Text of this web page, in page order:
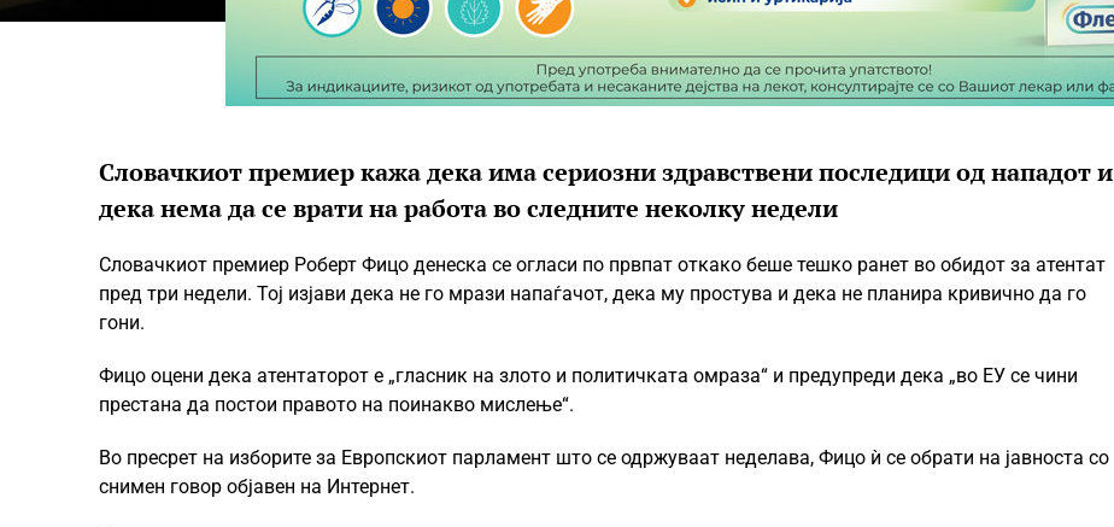
Словачкиот премиер кажа дека има сериозни здравствени последици од нападот и
дека нема да се врати на работа во следните неколку недели
Словачкиот премиер Роберт Фицо денеска се огласи по првпат откако беше тешко ранет во обидот за атентат
пред три недели. Тој изјави дека не го мрази напаѓачот, дека му простува и дека не планира кривично да го
гони.
Фицо оцени дека атентаторот е „гласник на злото и политичката омраза“ и предупреди дека „во ЕУ се чини
престана да постои правото на поинакво мислење“.
Во пресрет на изборите за Европскиот парламент што се одржуваат неделава, Фицо ѝ се обрати на јавноста со
снимен говор објавен на Интернет.